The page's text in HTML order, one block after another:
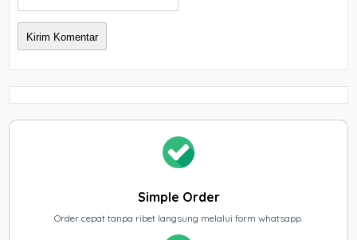
Simple Order
Order cepat tanpa ribet langsung melalui form whatsapp.